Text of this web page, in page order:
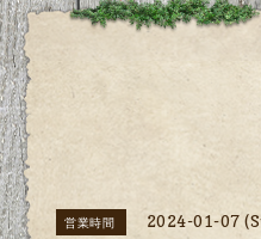
営業時間 2024-01-07